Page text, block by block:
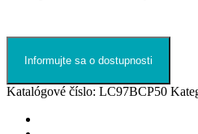
Informujte sa o dostupnosti
Katalógové číslo: LC97BCP50